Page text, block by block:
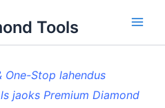
Tools
Stop lahendus
jaoks Premium Diamond